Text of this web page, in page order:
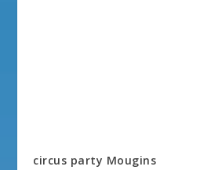
circus party Mougins